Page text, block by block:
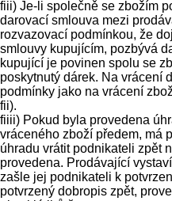
fiii) Je-li společně se zbožím
darovací smlouva mezi
rozvazovací podmínkou, že
smlouvy kupujícím, pozbývá
kupující je povinen spolu se
poskytnutý dárek. Na vrácení
podmínky jako na vrácení
fii).
fiiii) Pokud byla provedena
vráceného zboží předem, má
úhradu vrátit podnikateli zpět
provedena. Prodávající
zašle jej podnikateli k
potvrzený dobropis zpět,